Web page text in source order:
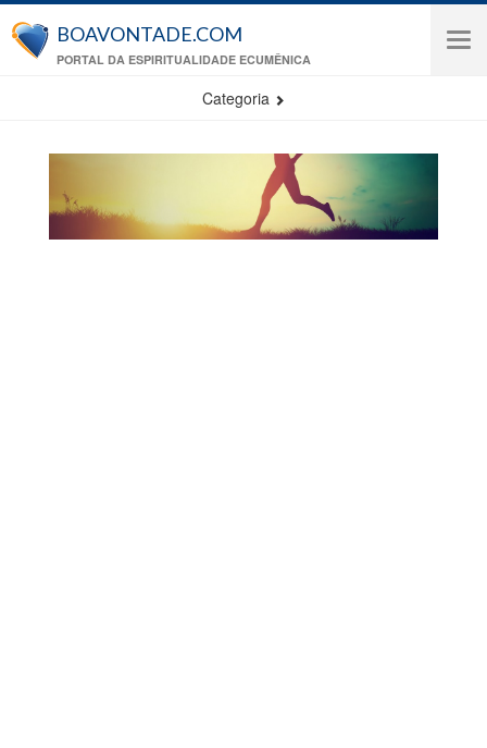
Pular para o conteúdo principal
BOAVONTADE.COM
PORTAL DA ESPIRITUALIDADE ECUMÊNICA
Categoria